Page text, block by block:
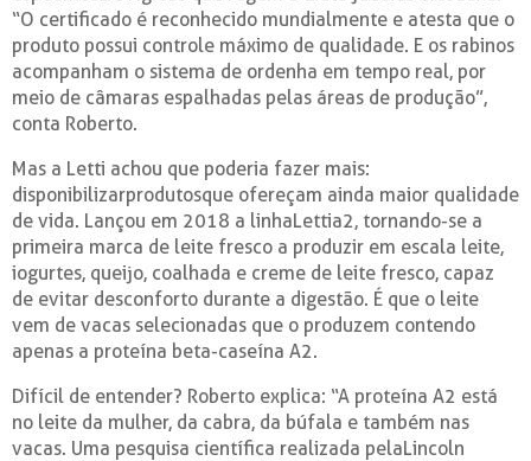
“O certificado é reconhecido mundialmente e atesta que o
produto possui controle máximo de qualidade. E os rabinos
acompanham o sistema de ordenha em tempo real, por
meio de câmaras espalhadas pelas áreas de produção”,
conta Roberto.
Mas a Letti achou que poderia fazer mais:
disponibilizarprodutosque ofereçam ainda maior qualidade
de vida. Lançou em 2018 a linhaLettia2, tornando-se a
primeira marca de leite fresco a produzir em escala leite,
iogurtes, queijo, coalhada e creme de leite fresco, capaz
de evitar desconforto durante a digestão. É que o leite
vem de vacas selecionadas que o produzem contendo
apenas a proteína beta-caseína A2.
Difícil de entender? Roberto explica: “A proteína A2 está
no leite da mulher, da cabra, da búfala e também nas
vacas. Uma pesquisa científica realizada pelaLincoln